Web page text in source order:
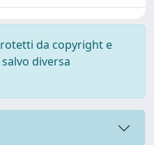
da copyright e
diversa